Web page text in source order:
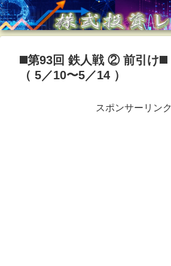
◼️第93回 鉄人戦 ② 前引け◼️
（ 5／10〜5／14 ）
スポンサーリンク